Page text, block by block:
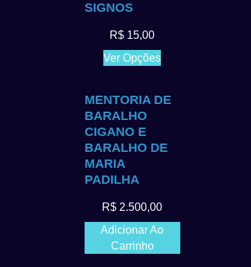
SIGNOS
R$ 15,00
Ver Opções
MENTORIA DE
BARALHO
CIGANO E
BARALHO DE
MARIA
PADILHA
R$ 2.500,00
Adicionar Ao
Carrinho